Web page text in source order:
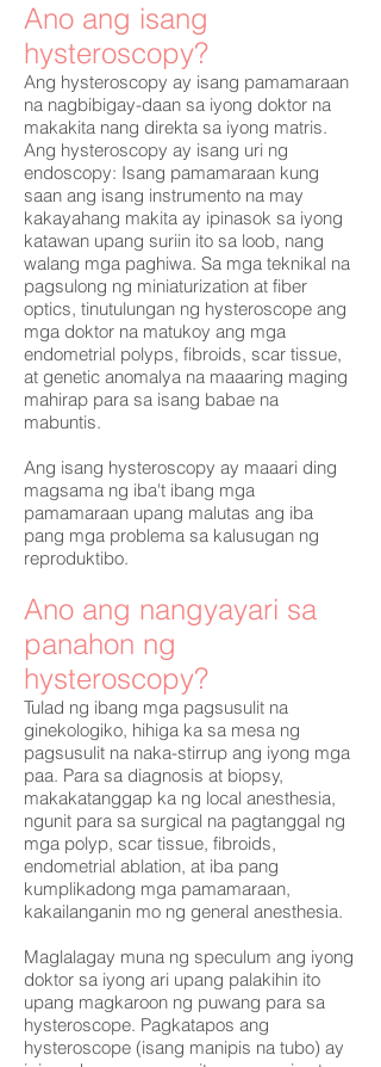
Ano ang isang
hysteroscopy?
Ang hysteroscopy ay isang pamamaraan
na nagbibigay-daan sa iyong doktor na
makakita nang direkta sa iyong matris.
Ang hysteroscopy ay isang uri ng
endoscopy: Isang pamamaraan kung
saan ang isang instrumento na may
kakayahang makita ay ipinasok sa iyong
katawan upang suriin ito sa loob, nang
walang mga paghiwa. Sa mga teknikal na
pagsulong ng miniaturization at fiber
optics, tinutulungan ng hysteroscope ang
mga doktor na matukoy ang mga
endometrial polyps, fibroids, scar tissue,
at genetic anomalya na maaaring maging
mahirap para sa isang babae na
mabuntis.
Ang isang hysteroscopy ay maaari ding
magsama ng iba't ibang mga
pamamaraan upang malutas ang iba
pang mga problema sa kalusugan ng
reproduktibo.
Ano ang nangyayari sa
panahon ng
hysteroscopy?
Tulad ng ibang mga pagsusulit na
ginekologiko, hihiga ka sa mesa ng
pagsusulit na naka-stirrup ang iyong mga
paa. Para sa diagnosis at biopsy,
makakatanggap ka ng local anesthesia,
ngunit para sa surgical na pagtanggal ng
mga polyp, scar tissue, fibroids,
endometrial ablation, at iba pang
kumplikadong mga pamamaraan,
kakailanganin mo ng general anesthesia.
Maglalagay muna ng speculum ang iyong
doktor sa iyong ari upang palakihin ito
upang magkaroon ng puwang para sa
hysteroscope. Pagkatapos ang
hysteroscope (isang manipis na tubo) ay